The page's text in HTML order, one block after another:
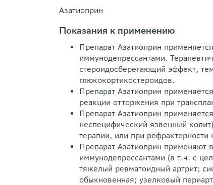
Азатиоприн
Показания к применению
Препарат Азатиоприн
иммунодепрессантами.
стероидосберегающий эффект,
глюкокортикостероидов.
Препарат Азатиоприн
реакции отторжения при
Препарат Азатиоприн
неспецифический язвенный
терапии, или при рефрактерности
Препарат Азатиоприн применяют
иммунодепрессантами (в т.ч. с
тяжелый ревматоидный артрит;
обыкновенная; узелковый